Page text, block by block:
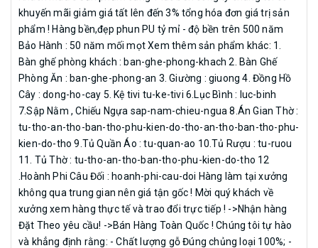
thôn Áng Phao-Cao Dương-Thanh Oai-Hà Nội định vị
https://goo.gl/maps/ZkgkBCobNHqoH9tT7 , Hotline:0944222266 -
038.2885481 – 0946268683 - 0386266789 Youtube :
https://www.youtube.com/channel/UCW0aDJj_vdc9HlfCaJgkiMw
Website : https://www.facebook.com/noithatbinhlong Nick Zalo -
Facebook : 0988.352.210 - 0388.639.288 - Mọi vấn đề phản ảnh, góp ý
về kênh Đồ gỗ Bình Long xin liên hệ + Email :
noithatbinhlong@gmail.com #nghe3dau #banghenghedinh
#bobanghenghe3dau #maunghe #banghemaunghedinh
khuyến mãi giảm giá tất lên đến 3% tổng hóa đơn giá trị sản
phẩm ! Hàng bền,đẹp phun PU tỷ mỉ - độ bền trên 500 năm
Bảo Hành : 50 năm mối mọt Xem thêm sản phẩm khác: 1.
Bàn ghế phòng khách : ban-ghe-phong-khach 2. Bàn Ghế
Phòng Ăn : ban-ghe-phong-an 3. Giường : giuong 4. Đồng Hồ
Cây : dong-ho-cay 5. Kệ tivi tu-ke-tivi 6.Lục Bình : luc-binh
7.Sập Nằm , Chiếu Ngựa sap-nam-chieu-ngua 8.Án Gian Thờ :
tu-tho-an-tho-ban-tho-phu-kien-do-tho-an-tho-ban-tho-phu-
kien-do-tho 9.Tủ Quần Áo : tu-quan-ao 10.Tủ Rượu : tu-ruou
11. Tủ Thờ : tu-tho-an-tho-ban-tho-phu-kien-do-tho 12
.Hoành Phi Câu Đối : hoanh-phi-cau-doi Hàng làm tại xưởng
không qua trung gian nên giá tận gốc ! Mời quý khách về
xưởng xem hàng thực tế và trao đổi trực tiếp ! ->Nhận hàng
Đặt Theo yêu cầu! ->Bán Hàng Toàn Quốc ! Chúng tôi tự hào
và khẳng định rằng: - Chất lượng gỗ Đúng chủng loại 100%; -